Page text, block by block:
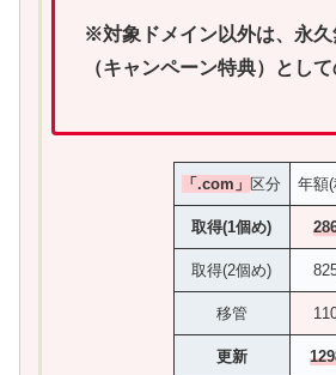
※対象ドメイン以外は、永
（キャンペーン特典）とし
「.com」 区分 年額
取得(1個め)
取得(2個め)
移管
更新